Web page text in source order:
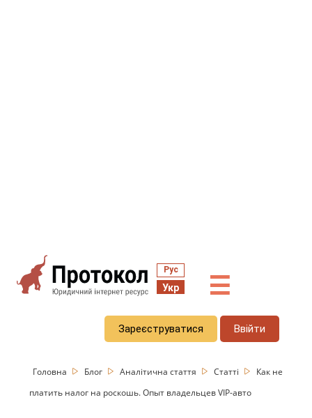
Рус
Укр ☰
Зареєструватися Ввійти
Головна Блог Аналітична стаття Статті
Как не
платить налог на роскошь. Опыт владельцев VIP-авто